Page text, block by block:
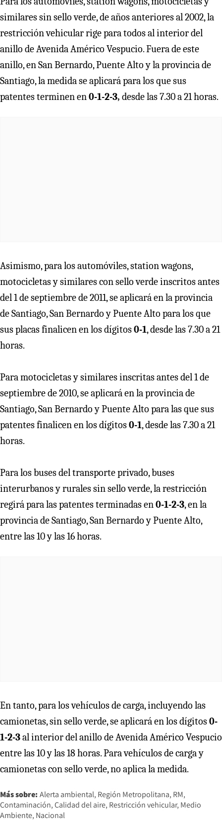
similares sin sello verde, de años anteriores al 2002, la
restricción vehicular rige para todos al interior del
anillo de Avenida Américo Vespucio. Fuera de este
anillo, en San Bernardo, Puente Alto y la provincia de
Santiago, la medida se aplicará para los que sus
patentes terminen en0-1-2-3, desde las 7.30 a 21 horas.
Asimismo, para los automóviles, station wagons,
motocicletas y similares con sello verde inscritos antes
del 1 de septiembre de 2011, se aplicará en la provincia
de Santiago, San Bernardo y Puente Alto para los que
sus placas finalicen en los dígitos0-1, desde las 7.30 a 21
horas.
Para motocicletas y similares inscritas antes del 1 de
septiembre de 2010, se aplicará en la provincia de
Santiago, San Bernardo y Puente Alto para las que sus
patentes finalicen en los dígitos0-1, desde las 7.30 a 21
horas.
Para los buses del transporte privado, buses
interurbanos y rurales sin sello verde, la restricción
regirá para las patentes terminadas en0-1-2-3, en la
provincia de Santiago, San Bernardo y Puente Alto,
entre las 10 y las 16 horas.
En tanto, para los vehículos de carga, incluyendo las
camionetas, sin sello verde, se aplicará en los dígitos0-
1-2-3al interior del anillo de Avenida Américo Vespucio
entre las 10 y las 18 horas. Para vehículos de carga y
camionetas con sello verde, no aplica la medida.
Más sobre: Alerta ambiental Región Metropolitana RM
Contaminación Calidad del aire Restricción vehicular Medio
Ambiente Nacional